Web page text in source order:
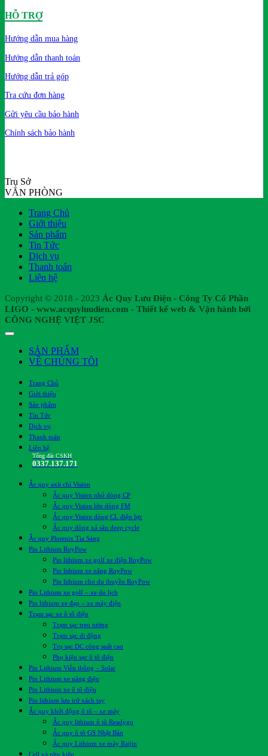
HỖ TRỢ
Hướng dẫn mua hàng
Hướng dẫn thanh toán
Hướng dẫn trả góp
Tra cứu đơn hàng
Gửi yêu cầu bảo hành
Chính sách bảo hành
Trụ Sở
VĂN PHÒNG
Trang Chủ
Giới thiệu
Sản phẩm
Tin Tức
Dịch vụ
Thanh toán
Liên hệ
Copyright © 2018 - 2023 Ác Quy Lưu Điện - Công Ty Cổ Phần
LIGO - www.acquyluudien.com - Thiết kế web & Vận hành bởi
CÔNG NGHỆ VIỆT JSC
SẢN PHẨM
VỀ CHÚNG TÔI
Trang Chủ
Giới thiệu
Sản phẩm
Tin Tức
Dịch vụ
Thanh toán
Liên hệ
Tổng đài CSKH
0337.137.171
Ắc quy axít chì Vision
Ắc quy Vision nhỏ dòng CP
Ắc quy Vision lớn dòng FM
Ắc quy Vision dòng CL điện lực
Ắc quy dòng xả sâu deep cycle
Ắc quy Phoenix Tia Sáng
Pin Lithium RoyPow
Pin lithium xe golf xe điện RoyPow
Pin lithium xe nâng RoyPow
Pin lithium cho du thuyền RoyPow
Pin Lithium xe golf – xe du lịch
Pin lithium xe đạp – xe máy điện
Trạm sạc xe ô tô điện
Trạm sạc treo tường
Trạm sạc di động
Trụ sạc DC công suất cao
Phụ kiện sạc ô tô điện
Pin Lithium Viễn thông – Solar
Pin Lithium xe nâng điện
Pin Lithium xe ô tô điện
Pin lithium lưu trữ xách tay
Ắc quy khởi động ô tô – xe máy
Ắc quy lithium ô tô Readygo
Ắc quy ô tô GS Nhật Bản
Ắc quy Lithium xe máy Raijin
Cell và phụ kiện